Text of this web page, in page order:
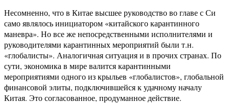
Несомненно, что в Китае высшее руководство во главе с Си
само являлось инициатором «китайского карантинного
маневра». Но все же непосредственными исполнителями и
руководителями карантинных мероприятий были т.н.
«глобалисты». Аналогичная ситуация и в прочих странах. По
сути, экономика в мире валится карантинными
мероприятиями одного из крыльев «глобалистов», глобальной
финансовой элиты, подключившейся к удачному началу
Китая. Это согласованное, продуманное действие.